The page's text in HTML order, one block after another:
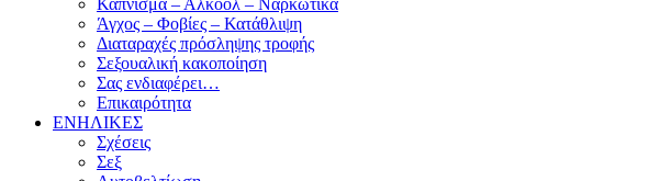
Κάπνισμα – Αλκοόλ – Ναρκωτικά
Άγχος – Φοβίες – Κατάθλιψη
Διαταραχές πρόσληψης τροφής
Σεξουαλική κακοποίηση
Σας ενδιαφέρει…
Επικαιρότητα
ΕΝΗΛΙΚΕΣ
Σχέσεις
Σεξ